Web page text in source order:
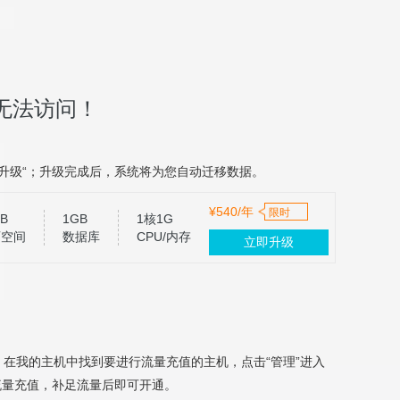
访问！
“；升级完成后，系统将为您自动迁移数据。
间
1GB
数据库
1核1G
CPU/内存
¥540/年 限时
立即升级
在我的主机中找到要进行流量充值的主机，点击“管理”进入
充值，补足流量后即可开通。